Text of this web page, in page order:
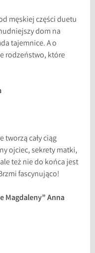
męskiej części duetu
dom na
tajemnice. A o
rodzeństwo, które
cały ciąg
ojciec, sekrety matki,
też nie do końca jest
fascynująco!
Magdaleny” Anna